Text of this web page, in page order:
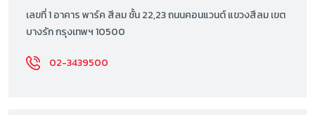
เลขที่ 1 อาคาร พาร์ค สีลม ชั้น 22,23 ถนนคอนแวนต์ แขวงสีลม เขต
บางรัก กรุงเทพฯ 10500
02-3439500